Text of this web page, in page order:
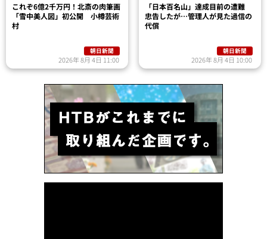
これぞ6億2千万円！北斎の肉筆画
「雪中美人図」初公開 小樽芸術
村
朝日新聞
2026年 8月 4日 11:00
「日本百名山」達成目前の遭難
忠告したが…管理人が見た過信の
代償
朝日新聞
2026年 8月 4日 10:00